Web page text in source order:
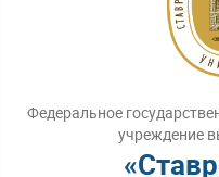
Федеральное
учреждение